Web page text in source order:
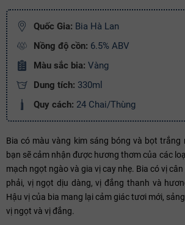
Quốc Gia: Bia Hà Lan
Nồng độ cồn: 6.5% ABV
Màu sắc bia: Vàng
Dung tích: 330ml
Quy cách: 24 Chai/Thùng
Bia có màu vàng kim sáng bóng và bọt trắng
bạn sẽ cảm nhận được hương thơm của các
mạch ngọt ngào và gia vị cay nhẹ. Bia có vị
phải, vị ngọt dịu dàng, vị đắng thanh và
Hậu vị của bia mang lại cảm giác tươi mới,
vị ngọt và vị đắng.
Ngày hết hạn:
Điều kiện:
Copy mã và nhập mã ở trang